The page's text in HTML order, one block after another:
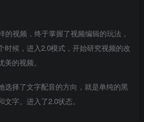
的视频，终于掌握了视频编辑的玩法，
时候，进入2.0模式，开始研究视频的改
的视频。
选择了文字配音的方向，就是单纯的黑
字。进入了2.0状态。